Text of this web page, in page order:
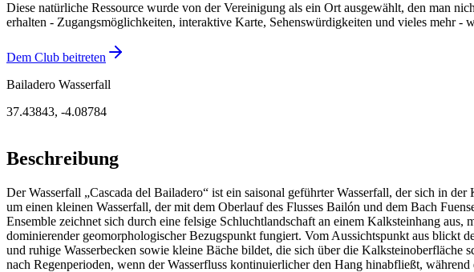
Diese natürliche Ressource wurde von der Vereinigung als ein Ort ausgewählt, den man
erhalten - Zugangsmöglichkeiten, interaktive Karte, Sehenswürdigkeiten und vieles mehr -
Dem Club beitreten
Bailadero Wasserfall
37.43843, -4.08784
Beschreibung
Der Wasserfall „Cascada del Bailadero“ ist ein saisonal geführter Wasserfall, der sich in
um einen kleinen Wasserfall, der mit dem Oberlauf des Flusses Bailón und dem Bach
Ensemble zeichnet sich durch eine felsige Schluchtlandschaft an einem Kalksteinhang
dominierender geomorphologischer Bezugspunkt fungiert. Vom Aussichtspunkt aus blickt
und ruhige Wasserbecken sowie kleine Bäche bildet, die sich über die Kalksteinoberfläche
nach Regenperioden, wenn der Wasserfluss kontinuierlicher den Hang hinabfließt,